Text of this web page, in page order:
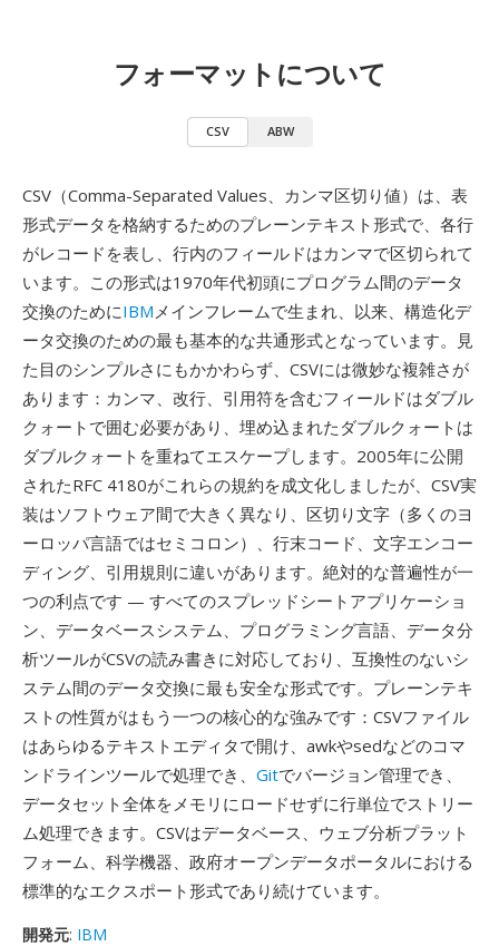
フォーマットについて
CSV ABW
CSV（Comma-Separated Values、カンマ区切り値）は、表
形式データを格納するためのプレーンテキスト形式で、各行
がレコードを表し、行内のフィールドはカンマで区切られて
います。この形式は1970年代初頭にプログラム間のデータ
交換のためにIBMメインフレームで生まれ、以来、構造化デ
ータ交換のための最も基本的な共通形式となっています。見
た目のシンプルさにもかかわらず、CSVには微妙な複雑さが
あります：カンマ、改行、引用符を含むフィールドはダブル
クォートで囲む必要があり、埋め込まれたダブルクォートは
ダブルクォートを重ねてエスケープします。2005年に公開
されたRFC 4180がこれらの規約を成文化しましたが、CSV実
装はソフトウェア間で大きく異なり、区切り文字（多くのヨ
ーロッパ言語ではセミコロン）、行末コード、文字エンコー
ディング、引用規則に違いがあります。絶対的な普遍性が一
つの利点です — すべてのスプレッドシートアプリケーショ
ン、データベースシステム、プログラミング言語、データ分
析ツールがCSVの読み書きに対応しており、互換性のないシ
ステム間のデータ交換に最も安全な形式です。プレーンテキ
ストの性質がはもう一つの核心的な強みです：CSVファイル
はあらゆるテキストエディタで開け、awkやsedなどのコマ
ンドラインツールで処理でき、 Gitでバージョン管理でき、
データセット全体をメモリにロードせずに行単位でストリー
ム処理できます。CSVはデータベース、ウェブ分析プラット
フォーム、科学機器、政府オープンデータポータルにおける
標準的なエクスポート形式であり続けています。
開発元: IBM